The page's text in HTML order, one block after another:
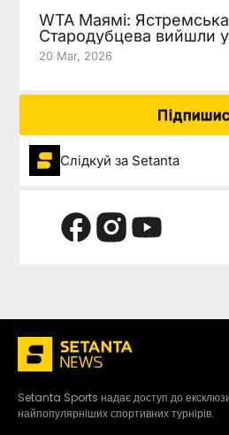
WTA Маямі:
Стародубцева вийшли
20 Mar, 2026
Слідкуй за Setanta
Setanta Sports надає доступ до
найпопулярніших спортивних турнірів.